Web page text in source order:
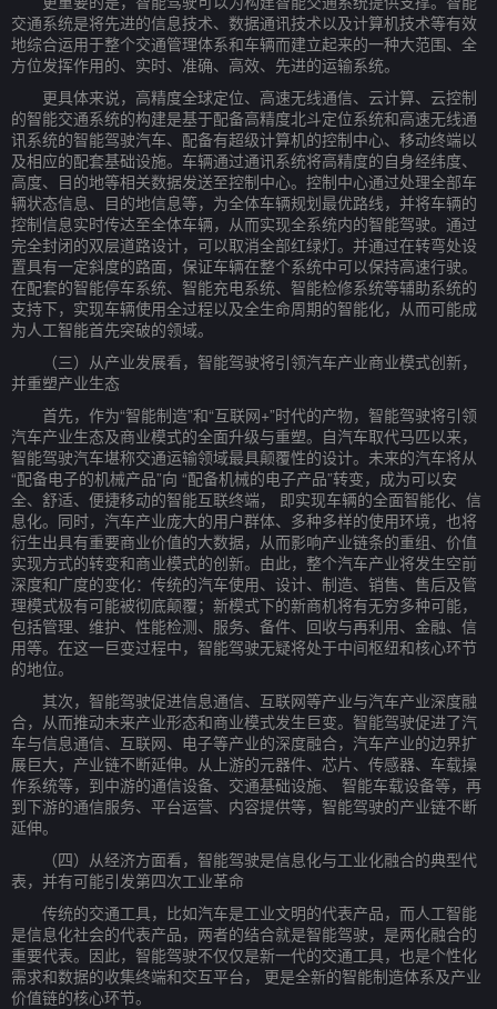
交通系统是将先进的信息技术、数据通讯技术以及计算机技术等有效
地综合运用于整个交通管理体系和车辆而建立起来的一种大范围、全
方位发挥作用的、实时、准确、高效、先进的运输系统。
更具体来说，高精度全球定位、高速无线通信、云计算、云控制
的智能交通系统的构建是基于配备高精度北斗定位系统和高速无线通
讯系统的智能驾驶汽车、配备有超级计算机的控制中心、移动终端以
及相应的配套基础设施。车辆通过通讯系统将高精度的自身经纬度、
高度、目的地等相关数据发送至控制中心。控制中心通过处理全部车
辆状态信息、目的地信息等，为全体车辆规划最优路线，并将车辆的
控制信息实时传达至全体车辆，从而实现全系统内的智能驾驶。通过
完全封闭的双层道路设计，可以取消全部红绿灯。并通过在转弯处设
置具有一定斜度的路面，保证车辆在整个系统中可以保持高速行驶。
在配套的智能停车系统、智能充电系统、智能检修系统等辅助系统的
支持下，实现车辆使用全过程以及全生命周期的智能化，从而可能成
为人工智能首先突破的领域。
（三）从产业发展看，智能驾驶将引领汽车产业商业模式创新，
并重塑产业生态
首先，作为“智能制造”和“互联网+”时代的产物，智能驾驶将引领
汽车产业生态及商业模式的全面升级与重塑。自汽车取代马匹以来，
智能驾驶汽车堪称交通运输领域最具颠覆性的设计。未来的汽车将从
“配备电子的机械产品”向 “配备机械的电子产品”转变，成为可以安
全、舒适、便捷移动的智能互联终端， 即实现车辆的全面智能化、信
息化。同时，汽车产业庞大的用户群体、多种多样的使用环境，也将
衍生出具有重要商业价值的大数据，从而影响产业链条的重组、价值
实现方式的转变和商业模式的创新。由此，整个汽车产业将发生空前
深度和广度的变化：传统的汽车使用、设计、制造、销售、售后及管
理模式极有可能被彻底颠覆；新模式下的新商机将有无穷多种可能，
包括管理、维护、性能检测、服务、备件、回收与再利用、金融、信
用等。在这一巨变过程中，智能驾驶无疑将处于中间枢纽和核心环节
的地位。
其次，智能驾驶促进信息通信、互联网等产业与汽车产业深度融
合，从而推动未来产业形态和商业模式发生巨变。智能驾驶促进了汽
车与信息通信、互联网、电子等产业的深度融合，汽车产业的边界扩
展巨大，产业链不断延伸。从上游的元器件、芯片、传感器、车载操
作系统等，到中游的通信设备、交通基础设施、 智能车载设备等，再
到下游的通信服务、平台运营、内容提供等，智能驾驶的产业链不断
延伸。
（四）从经济方面看，智能驾驶是信息化与工业化融合的典型代
表，并有可能引发第四次工业革命
传统的交通工具，比如汽车是工业文明的代表产品，而人工智能
是信息化社会的代表产品，两者的结合就是智能驾驶，是两化融合的
重要代表。因此，智能驾驶不仅仅是新一代的交通工具，也是个性化
需求和数据的收集终端和交互平台， 更是全新的智能制造体系及产业
价值链的核心环节。